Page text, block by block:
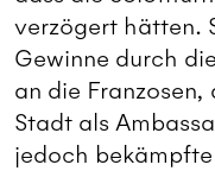
verzögert hätten.
Gewinne durch
an die Franzosen,
Stadt als
jedoch